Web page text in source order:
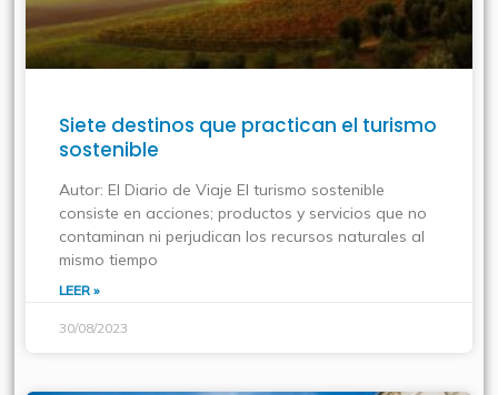
Siete destinos que practican el turismo
sostenible
Autor: El Diario de Viaje El turismo sostenible
consiste en acciones; productos y servicios que no
contaminan ni perjudican los recursos naturales al
mismo tiempo
LEER »
30/08/2023